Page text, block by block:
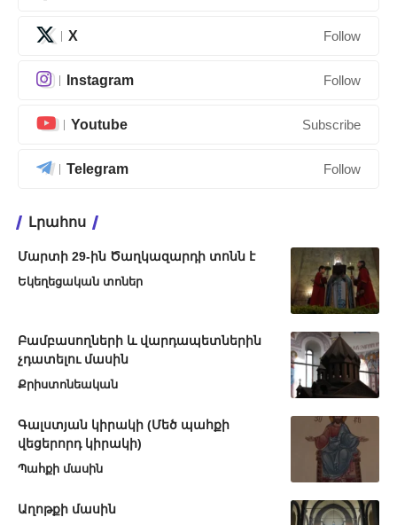
X Follow
Instagram Follow
Youtube Subscribe
Telegram Follow
Լրահոս
Մարտի 29-ին Ծաղկազարդի տոնն է
Եկեղեցական տոներ
Բամբասողների և վարդապետներին
չդատելու մասին
Քրիստոնեական
Գալստյան կիրակի (Մեծ պահքի
վեցերորդ կիրակի)
Պահքի մասին
Աղոթքի մասին